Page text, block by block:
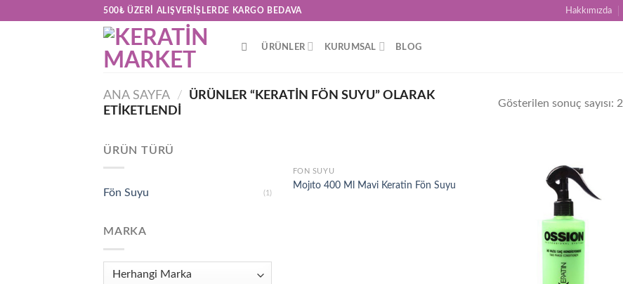
500₺ ÜZERI ALIŞVERIŞLERDE KARGO BEDAVA Hakkımızda
ÜRÜNLER KURUMSAL BLOG
ANA SAYFA / ÜRÜNLER “KERATIN FÖN SUYU” OLARAK
ETIKETLENDI
Gösterilen sonuç sayısı: 2
ÜRÜN TÜRÜ
Fön Suyu (1)
MARKA
Add to
wishlist
FÖN SUYU
Mojıto 400 Ml Mavi Keratin Fön Suyu